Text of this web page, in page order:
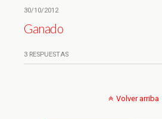
30/10/2012
Ganado
3 RESPUESTAS
Volver arriba